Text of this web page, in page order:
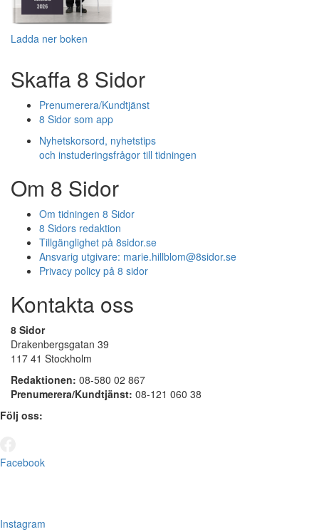
Ladda ner boken
Skaffa 8 Sidor
Prenumerera/Kundtjänst
8 Sidor som app
Nyhetskorsord, nyhetstips
och instuderingsfrågor till tidningen
Om 8 Sidor
Om tidningen 8 Sidor
8 Sidors redaktion
Tillgänglighet på 8sidor.se
Ansvarig utgivare: marie.hillblom@8sidor.se
Privacy policy på 8 sidor
Kontakta oss
8 Sidor
Drakenbergsgatan 39
117 41 Stockholm
Redaktionen: 08-580 02 867
Prenumerera/Kundtjänst: 08-121 060 38
Följ oss:
Facebook
Instagram